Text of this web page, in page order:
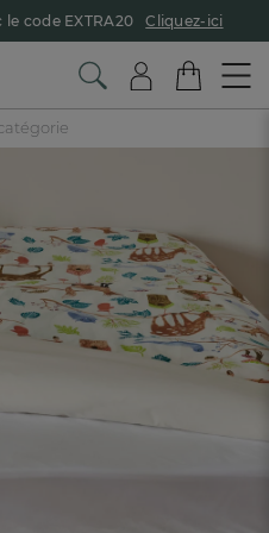
code EXTRA20 Cliquez-ici